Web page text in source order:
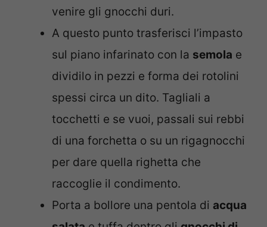
venire gli gnocchi duri.
A questo punto trasferisci l’impasto
sul piano infarinato con la semola e
dividilo in pezzi e forma dei rotolini
spessi circa un dito. Tagliali a
tocchetti e se vuoi, passali sui rebbi
di una forchetta o su un rigagnocchi
per dare quella righetta che
raccoglie il condimento.
Porta a bollore una pentola di acqua